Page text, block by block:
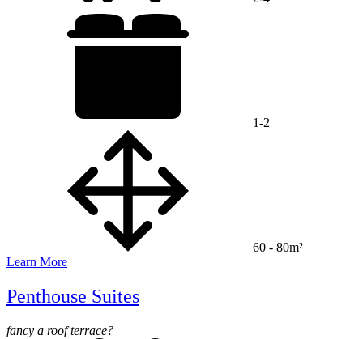
1-2
60 - 80m²
Learn More
Penthouse Suites
fancy a roof terrace?